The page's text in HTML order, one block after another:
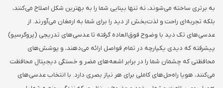
به برتری ساخته می‌شوند، نه تنها بینایی شما را به بهترین شکل اصلاح می‌کنند،
بلکه تجربه‌ای راحت و لذت‌بخش از دید را برای شما به ارمغان می‌آورند. از
عدسی‌های تک دید با وضوح فوق‌العاده گرفته تا عدسی‌های تدریجی (پروگرسیو)
پیشرفته که دیدی یکپارچه در تمام فواصل ارائه می‌دهند، و پوشش‌های
محافظتی که چشمان شما را در برابر اشعه‌های مضر و خستگی دیجیتال محافظت
می‌کنند، هویا راه‌حل‌های کاملی برای هر نیاز بصری دارد. با انتخاب عدسی‌های